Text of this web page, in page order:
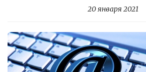
20 января 2021